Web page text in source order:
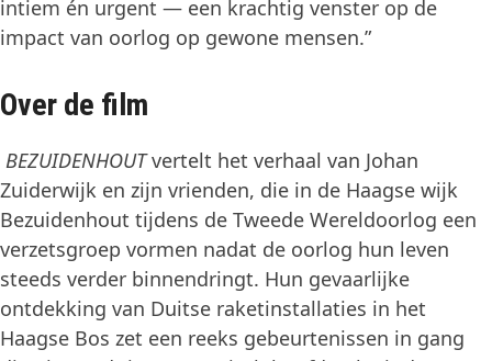
intiem én urgent — een krachtig venster op de
impact van oorlog op gewone mensen.”
Over de film
BEZUIDENHOUTvertelt het verhaal van Johan
Zuiderwijk en zijn vrienden, die in de Haagse wijk
Bezuidenhout tijdens de Tweede Wereldoorlog een
verzetsgroep vormen nadat de oorlog hun leven
steeds verder binnendringt. Hun gevaarlijke
ontdekking van Duitse raketinstallaties in het
Haagse Bos zet een reeks gebeurtenissen in gang